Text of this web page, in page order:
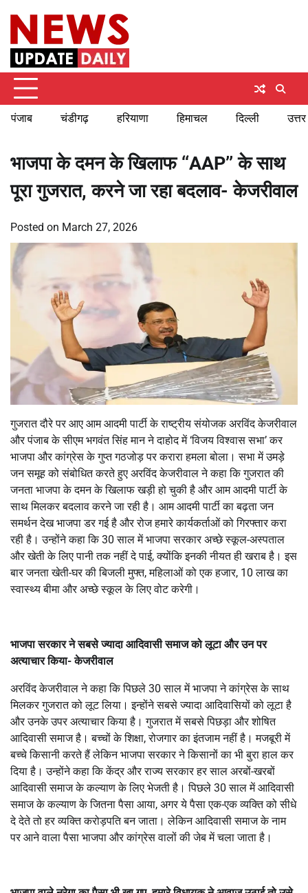
content
पंजाब चंडीगढ़ हरियाणा हिमाचल दिल्ली
भाजपा के दमन के खिलाफ ‘‘AAP’’ के साथ
पूरा गुजरात, करने जा रहा बदलाव- केजरीवाल
Posted on March 27, 2026
गुजरात दौरे पर आए आम आदमी पार्टी के राष्ट्रीय संयोजक अरविंद केजरीवाल
और पंजाब के सीएम भगवंत सिंह मान ने दाहोद में ‘विजय विश्वास सभा’ कर
भाजपा और कांग्रेस के गुप्त गठजोड़ पर करारा हमला बोला। सभा में उमड़े
जन समूह को संबोधित करते हुए अरविंद केजरीवाल ने कहा कि गुजरात की
जनता भाजपा के दमन के खिलाफ खड़ी हो चुकी है और आम आदमी पार्टी के
साथ मिलकर बदलाव करने जा रही है। आम आदमी पार्टी का बढ़ता जन
समर्थन देख भाजपा डर गई है और रोज हमारे कार्यकर्ताओं को गिरफ्तार करा
रही है। उन्होंने कहा कि 30 साल में भाजपा सरकार अच्छे स्कूल-अस्पताल
और खेती के लिए पानी तक नहीं दे पाई, क्योंकि इनकी नीयत ही खराब है। इस
बार जनता खेती-घर की बिजली मुफ्त, महिलाओं को एक हजार, 10 लाख का
स्वास्थ्य बीमा और अच्छे स्कूल के लिए वोट करेगी।
भाजपा सरकार ने सबसे ज्यादा आदिवासी समाज को लूटा और उन पर
अत्याचार किया- केजरीवाल
अरविंद केजरीवाल ने कहा कि पिछले 30 साल में भाजपा ने कांग्रेस के साथ
मिलकर गुजरात को लूट लिया। इन्होंने सबसे ज्यादा आदिवासियों को लूटा है
और उनके उपर अत्याचार किया है। गुजरात में सबसे पिछड़ा और शोषित
आदिवासी समाज है। बच्चों के शिक्षा, रोजगार का इंतजाम नहीं है। मजबूरी में
बच्चे किसानी करते हैं लेकिन भाजपा सरकार ने किसानों का भी बुरा हाल कर
दिया है। उन्होंने कहा कि केंद्र और राज्य सरकार हर साल अरबों-खरबों
आदिवासी समाज के कल्याण के लिए भेजती है। पिछले 30 साल में आदिवासी
समाज के कल्याण के जितना पैसा आया, अगर ये पैसा एक-एक व्यक्ति को सीधे
दे देते तो हर व्यक्ति करोड़पति बन जाता। लेकिन आदिवासी समाज के नाम
पर आने वाला पैसा भाजपा और कांग्रेस वालों की जेब में चला जाता है।